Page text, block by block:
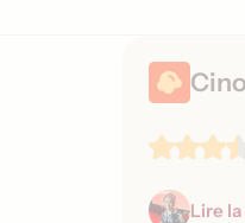
Lire